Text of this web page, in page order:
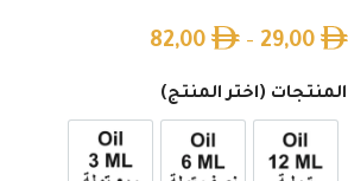
29,00
–
82,00
المنتجات (اختر المنتج)
12ml زيت تولة 6ml زيت نصف تولة 3ml زيت ربع تولة